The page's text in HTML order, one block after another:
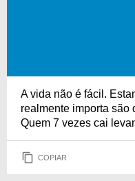
A vida não é fácil.
realmente importa são
Quem 7 vezes cai
COPIAR